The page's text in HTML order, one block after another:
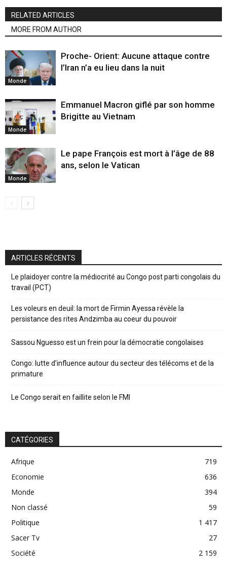
RELATED ARTICLES
MORE FROM AUTHOR
Monde
Proche- Orient: Aucune attaque contre
l’Iran n’a eu lieu dans la nuit
Monde
Emmanuel Macron giflé par son homme
Brigitte au Vietnam
Monde
Le pape François est mort à l’âge de 88
ans, selon le Vatican
ARTICLES RÉCENTS
Le plaidoyer contre la médiocrité au Congo post parti congolais du
travail (PCT)
Les voleurs en deuil: la mort de Firmin Ayessa révèle la
persistance des rites Andzimba au coeur du pouvoir
Sassou Nguesso est un frein pour la démocratie congolaises
Congo: lutte d’influence autour du secteur des télécoms et de la
primature
Le Congo serait en faillite selon le FMI
CATÉGORIES
Afrique
719
Economie
636
Monde
394
Non classé
59
Politique
1 417
Sacer Tv
27
Société
2 159